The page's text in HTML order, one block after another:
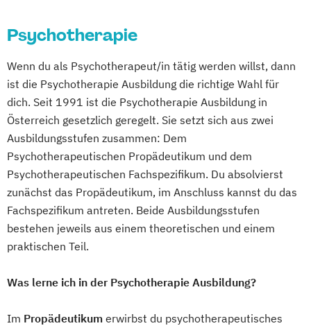
Psychotherapie
Wenn du als Psychotherapeut/in tätig werden willst, dann
ist die Psychotherapie Ausbildung die richtige Wahl für
dich. Seit 1991 ist die Psychotherapie Ausbildung in
Österreich gesetzlich geregelt. Sie setzt sich aus zwei
Ausbildungsstufen zusammen: Dem
Psychotherapeutischen Propädeutikum und dem
Psychotherapeutischen Fachspezifikum. Du absolvierst
zunächst das Propädeutikum, im Anschluss kannst du das
Fachspezifikum antreten. Beide Ausbildungsstufen
bestehen jeweils aus einem theoretischen und einem
praktischen Teil.
Was lerne ich in der Psychotherapie Ausbildung?
Im Propädeutikum erwirbst du psychotherapeutisches